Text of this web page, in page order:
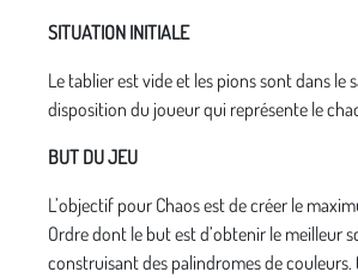
SITUATION INITIALE
Le tablier est vide et les pions sont dans le
disposition du joueur qui représente le
BUT DU JEU
L’objectif pour Chaos est de créer le
Ordre dont le but est d’obtenir le meilleur
construisant des palindromes de couleurs.